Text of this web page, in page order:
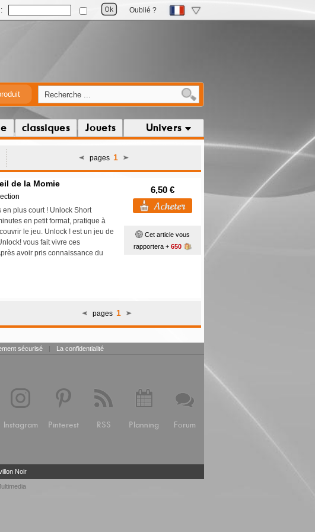
Oublié ?
classiques Jouets Univers
pages 1
de la Momie
en plus court ! Unlock Short
en petit format, pratique à
le jeu. Unlock ! est un jeu de
vous fait vivre ces
avoir pris connaissance du
6,50 €
Cet article vous
rapportera + 650
pages 1
sécurisé | La confidentialité
Instagram Pinterest RSS Planning Forum
Noir